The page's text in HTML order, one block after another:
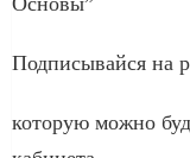
Подписывайся на
которую можно